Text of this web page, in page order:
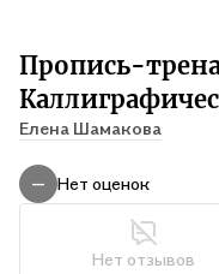
Пропись-
Елена Шамакова
— Нет оценок
Нет отзывов